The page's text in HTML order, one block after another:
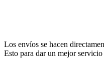
Los envíos se hacen
Esto para dar un mejor